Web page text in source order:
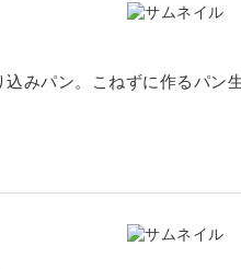
みパン。こねずに作るパン